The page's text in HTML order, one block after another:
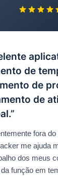
de
de
de
fora
me ajuda
dos meus
função em